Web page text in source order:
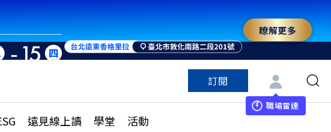
瞭解更多
訂閱
職場雷達
遠見線上讀 學堂 活動
更多訂閱方案
特色頻道